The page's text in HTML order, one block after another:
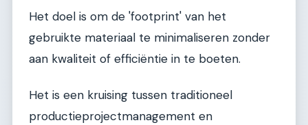
Het doel is om de 'footprint' van het
gebruikte materiaal te minimaliseren zonder
aan kwaliteit of efficiëntie in te boeten.
Het is een kruising tussen traditioneel
productieprojectmanagement en